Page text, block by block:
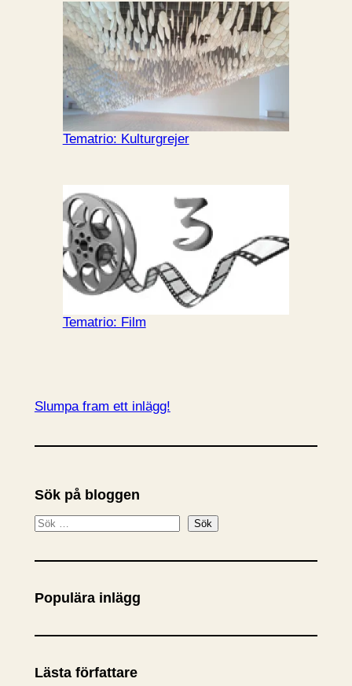
Tematrio: Kulturgrejer
Tematrio: Film
Slumpa fram ett inlägg!
Sök på bloggen
S
k
Sök
Populära inlägg
Lästa författare